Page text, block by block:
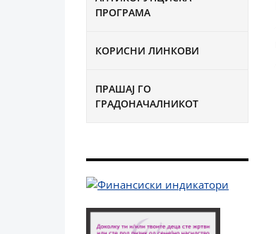
ПРОГРАМА
КОРИСНИ ЛИНКОВИ
ПРАШАЈ ГО
ГРАДОНАЧАЛНИКОТ